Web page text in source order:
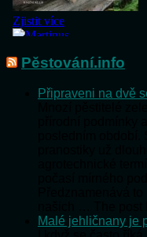
Pěstování.info
Připraveni na dvě
Malé jehličnany je